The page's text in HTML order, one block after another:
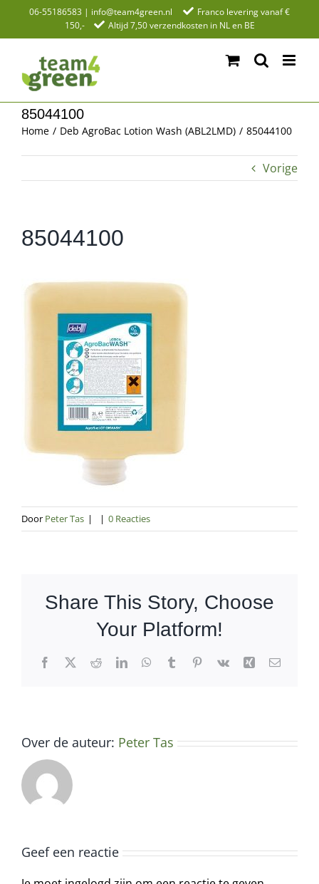
06-55186583 | info@team4green.nl
Franco levering vanaf €
150,-
Altijd 7,50 verzendkosten in NL en BE
85044100
Home Deb AgroBac Lotion Wash (ABL2LMD) 85044100
Vorige
85044100
Door Peter Tas | | 0 Reacties
Share This Story, Choose
Your Platform!
Facebook
X RedditLinkedInWhatsApp
TumblrPinterest
Vk Xing E-
Over de auteur: Peter Tas
Geef een reactie